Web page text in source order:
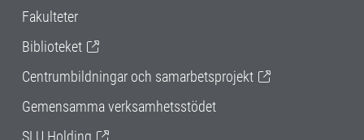
Fakulteter
Biblioteket
Centrumbildningar och samarbetsprojekt
Gemensamma verksamhetsstödet
SLU Holding